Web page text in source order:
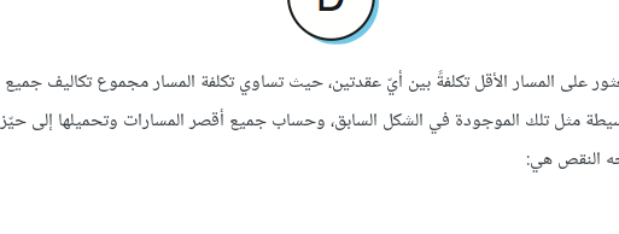
على المسار الأقل تكلفةً بين أيّ عقدتين، حيث تساوي تكلفة المسار مجموع تكاليف جميع
مثل تلك الموجودة في الشكل السابق، وحساب جميع أقصر المسارات وتحميلها إلى
النقص هي: